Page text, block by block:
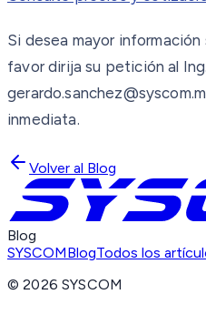
Si desea mayor
favor dirija su petición al
inmediata.
Volver al Blog
Blog
SYSCOMBlogTodos los
©2026 SYSCOM